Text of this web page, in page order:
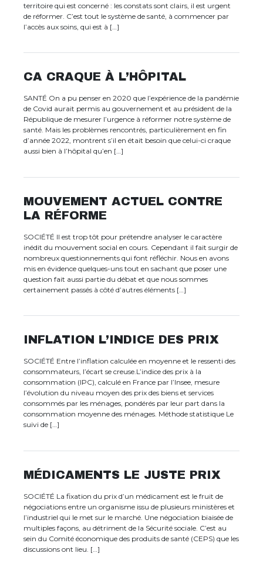
territoire qui est concerné : les constats sont clairs, il est urgent
de réformer. C’est tout le système de santé, à commencer par
l’accès aux soins, qui est à […]
CA CRAQUE À L’HÔPITAL
SANTÉ On a pu penser en 2020 que l’expérience de la pandémie
de Covid aurait permis au gouvernement et au président de la
République de mesurer l’urgence à réformer notre système de
santé. Mais les problèmes rencontrés, particulièrement en fin
d’année 2022, montrent s’il en était besoin que celui-ci craque
aussi bien à l’hôpital qu’en […]
MOUVEMENT ACTUEL CONTRE
LA RÉFORME
SOCIÉTÉ Il est trop tôt pour prétendre analyser le caractère
inédit du mouvement social en cours. Cependant il fait surgir de
nombreux questionnements qui font réfléchir. Nous en avons
mis en évidence quelques-uns tout en sachant que poser une
question fait aussi partie du débat et que nous sommes
certainement passés à côté d’autres éléments […]
INFLATION L’INDICE DES PRIX
SOCIÉTÉ Entre l’inflation calculée en moyenne et le ressenti des
consommateurs, l’écart se creuse.L’indice des prix à la
consommation (IPC), calculé en France par l’Insee, mesure
l’évolution du niveau moyen des prix des biens et services
consommés par les ménages, pondérés par leur part dans la
consommation moyenne des ménages. Méthode statistique Le
suivi de […]
MÉDICAMENTS LE JUSTE PRIX
SOCIÉTÉ La fixation du prix d’un médicament est le fruit de
négociations entre un organisme issu de plusieurs ministères et
l’industriel qui le met sur le marché. Une négociation biaisée de
multiples façons, au détriment de la Sécurité sociale. C’est au
sein du Comité économique des produits de santé (CEPS) que les
discussions ont lieu. […]